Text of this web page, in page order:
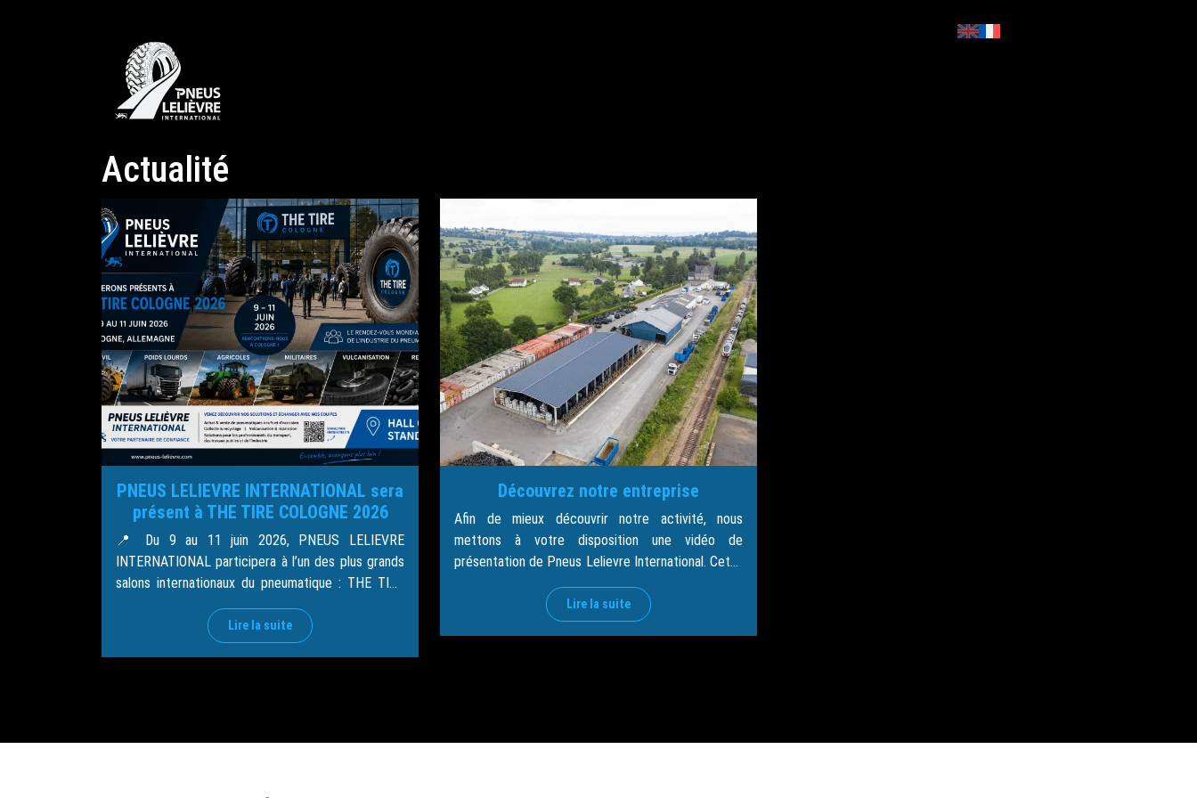
Actualité
PNEUS LELIEVRE INTERNATIONAL sera
présent à THE TIRE COLOGNE 2026
📍 Du 9 au 11 juin 2026, PNEUS LELIEVRE
INTERNATIONAL participera à l’un des plus grands
salons internationaux du pneumatique : THE TIRE
COLOGNE 2026. Cet événement incontournable
réunit les principaux acteurs du secteur du
pneumatique, du recyclage, de la maintenance et
Lire la suite
Découvrez notre entreprise
Afin de mieux découvrir notre activité, nous
mettons à votre disposition une vidéo de
présentation de Pneus Lelievre International. Cette
vidéo permet de présenter notre savoir-faire, nos
équipements ainsi que nos activités dans le
domaine du pneumatique, de la collecte et de la
Lire la suite